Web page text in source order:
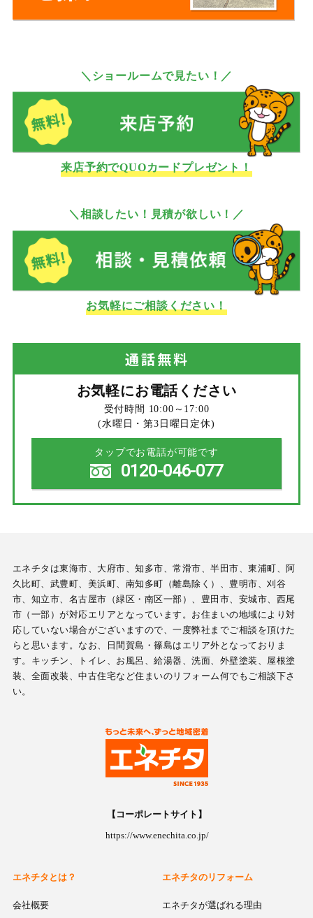
＼ショールームで見たい！／
来店予約でQUOカードプレゼント！
＼相談したい！見積が欲しい！／
お気軽にご相談ください！
通話無料
お気軽にお電話ください
受付時間 10:00～17:00
(水曜日・第3日曜日定休)
タップでお電話が可能です
0120-046-077
エネチタは東海市、大府市、知多市、常滑市、半田市、東浦町、阿
久比町、武豊町、美浜町、南知多町（離島除く）、豊明市、刈谷
市、知立市、名古屋市（緑区・南区一部）、豊田市、安城市、西尾
市（一部）が対応エリアとなっています。お住まいの地域により対
応していない場合がございますので、一度弊社までご相談を頂けた
らと思います。なお、日間賀島・篠島はエリア外となっておりま
す。キッチン、トイレ、お風呂、給湯器、洗面、外壁塗装、屋根塗
装、全面改装、中古住宅など住まいのリフォーム何でもご相談下さ
い。
【コーポレートサイト】
https://www.enechita.co.jp/
エネチタとは？
会社概要
エネチタのリフォーム
エネチタが選ばれる理由